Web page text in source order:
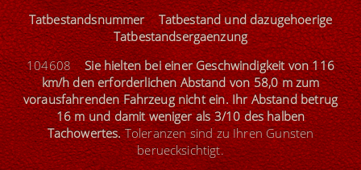
Tatbestandsnummer Tatbestand und dazugehoerige
Tatbestandsergaenzung
104608Sie hielten bei einer Geschwindigkeit von 116
km/h den erforderlichen Abstand von 58,0 m zum
vorausfahrenden Fahrzeug nicht ein. Ihr Abstand betrug
16 m und damit weniger als 3/10 des halben
Tachowertes. Toleranzen sind zu Ihren Gunsten
beruecksichtigt.